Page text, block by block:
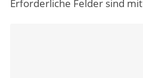
Erforderliche Felder sind mit